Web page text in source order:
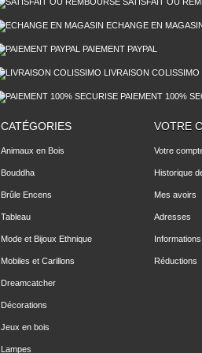
ECHANGE EN
PAIEMENT PAYPAL
LIVRAISON COLISSIMO
PAIEMENT 100%
CATÉGORIES
Animaux en Bois
Bouddha
Brûle Encens
Tableau
Mode et Bijoux Ethnique
Mobiles et Carillons
Dreamcatcher
Décorations
Jeux en bois
Lampes
VOTRE
Votre
Historique
Mes avoirs
Adresses
Réductions